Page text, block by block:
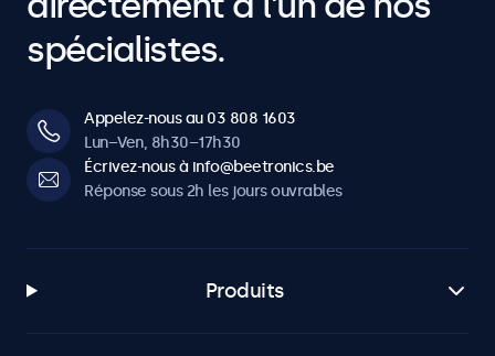
Logiciels et compatibilité
Windows
Windows Embedded
Windows Embedded 8 Industry, 8.1 Industry, IoT Enterprise
macOS
Toutes distributions de Linux
Brightsign
spécialistes.
Appelez-nous au 03 808 1603
Lun–Ven, 8h30–17h30
Écrivez-nous à info@beetronics.be
Réponse sous 2h les jours ouvrables
Produits